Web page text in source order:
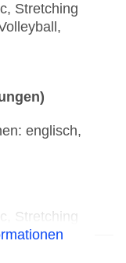
Stretching
englisch,
Stretching